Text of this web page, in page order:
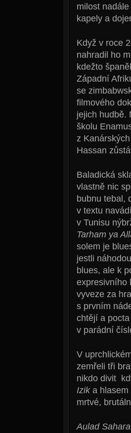
milost
kapely a
Když v roce
nahradil ho
kdežto
Západní
se
filmového
jejich hudbě.
školu
z
Hassan
Baladická
vlastně nic
bubnu tebal,
v textu
v Tunisu
Tarham ya
solem je
jestli
blues, ale k
expresivního
vyveze za
s prvním
chtějí a
v parádní
V
zemřeli tři
nikdo divit
Izika hlasem
mrtvé,
Aulad Sahara